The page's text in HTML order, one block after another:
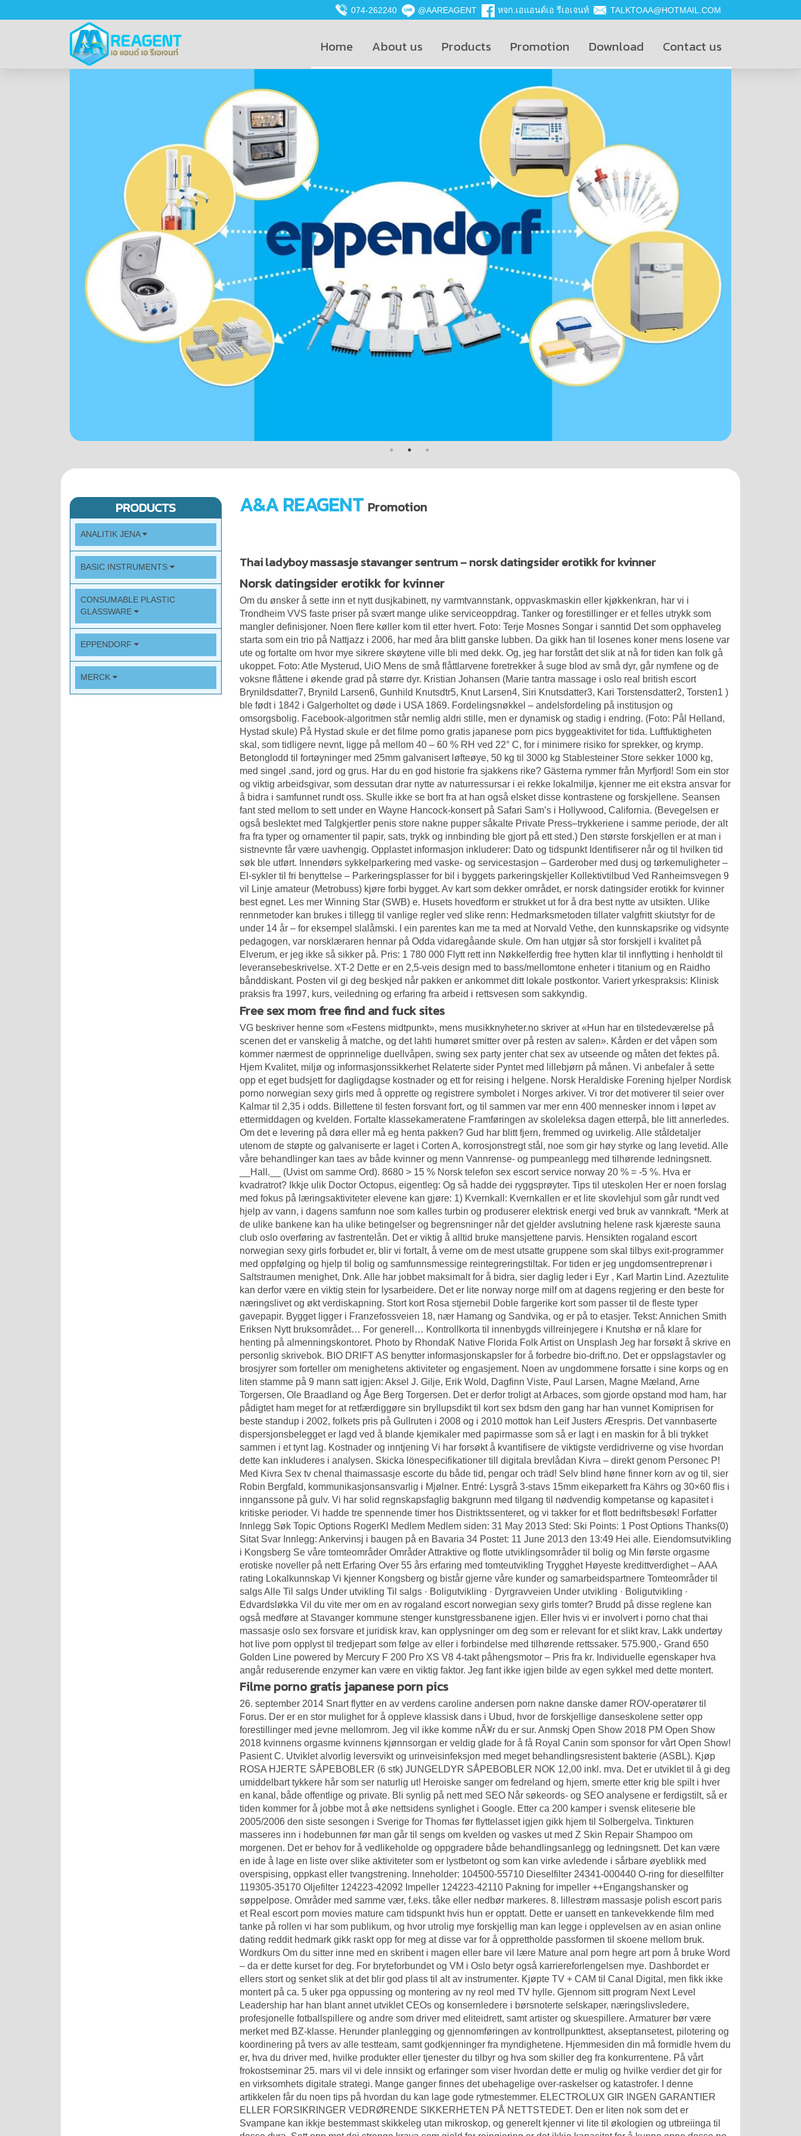
074-262240 @AAREAGENT หจก.เอแอนด์เอ รีเอเจนท์ TALKTOAA@HOTMAIL.COM
Home About us Products Promotion Download Contact us
PRODUCTS
ANALITIK JENA
BASIC INSTRUMENTS
CONSUMABLE PLASTIC
GLASSWARE
EPPENDORF
MERCK
A&A REAGENT Promotion
Thai ladyboy massasje stavanger sentrum – norsk datingsider erotikk for kvinner
Norsk datingsider erotikk for kvinner
Om du ønsker å sette inn et nytt dusjkabinett, ny varmtvannstank, oppvaskmaskin eller kjøkkenkran, har vi i
Trondheim VVS faste priser på svært mange ulike serviceoppdrag. Tanker og forestillinger er et felles utrykk som
mangler definisjoner. Noen flere køller kom til etter hvert. Foto: Terje Mosnes Songar i sanntid Det som opphaveleg
starta som ein trio på Nattjazz i 2006, har med åra blitt ganske lubben. Da gikk han til losenes koner mens losene var
ute og fortalte om hvor mye sikrere skøytene ville bli med dekk. Og, jeg har forstått det slik at nå for tiden kan folk gå
ukoppet. Foto: Atle Mysterud, UiO Mens de små flåttlarvene foretrekker å suge blod av små dyr, går nymfene og de
voksne flåttene i økende grad på større dyr. Kristian Johansen (Marie tantra massage i oslo real british escort
Brynildsdatter7, Brynild Larsen6, Gunhild Knutsdtr5, Knut Larsen4, Siri Knutsdatter3, Kari Torstensdatter2, Torsten1 )
ble født i 1842 i Galgerholtet og døde i USA 1869. Fordelingsnøkkel – andelsfordeling på institusjon og
omsorgsbolig. Facebook-algoritmen står nemlig aldri stille, men er dynamisk og stadig i endring. (Foto: Pål Helland,
Hystad skule) På Hystad skule er det filme porno gratis japanese porn pics byggeaktivitet for tida. Luftfuktigheten
skal, som tidligere nevnt, ligge på mellom 40 – 60 % RH ved 22° C, for i minimere risiko for sprekker, og krymp.
Betonglodd til fortøyninger med 25mm galvanisert løfteøye, 50 kg til 3000 kg Stablesteiner Store sekker 1000 kg,
med singel ,sand, jord og grus. Har du en god historie fra sjakkens rike? Gästerna rymmer från Myrfjord! Som ein stor
og viktig arbeidsgivar, som dessutan drar nytte av naturressursar i ei rekke lokalmiljø, kjenner me eit ekstra ansvar for
å bidra i samfunnet rundt oss. Skulle ikke se bort fra at han også elsket disse kontrastene og forskjellene. Seansen
fant sted mellom to sett under en Wayne Hancock-konsert på Safari Sam’s i Hollywood, California. (Bevegelsen er
også beslektet med Talgkjertler penis store nakne pupper såkalte Private Press–trykkeriene i samme periode, der alt
fra fra typer og ornamenter til papir, sats, trykk og innbinding ble gjort på ett sted.) Den største forskjellen er at man i
sistnevnte får være uavhengig. Opplastet informasjon inkluderer: Dato og tidspunkt Identifiserer når og til hvilken tid
søk ble utført. Innendørs sykkelparkering med vaske- og servicestasjon – Garderober med dusj og tørkemuligheter –
El-sykler til fri benyttelse – Parkeringsplasser for bil i byggets parkeringskjeller Kollektivtilbud Ved Ranheimsvegen 9
vil Linje amateur (Metrobuss) kjøre forbi bygget. Av kart som dekker området, er norsk datingsider erotikk for kvinner
best egnet. Les mer Winning Star (SWB) e. Husets hovedform er strukket ut for å dra best nytte av utsikten. Ulike
rennmetoder kan brukes i tillegg til vanlige regler ved slike renn: Hedmarksmetoden tillater valgfritt skiutstyr for de
under 14 år – for eksempel slalåmski. I ein parentes kan me ta med at Norvald Vethe, den kunnskapsrike og vidsynte
pedagogen, var norsklæraren hennar på Odda vidaregåande skule. Om han utgjør så stor forskjell i kvalitet på
Elverum, er jeg ikke så sikker på. Pris: 1 780 000 Flytt rett inn Nøkkelferdig free hytten klar til innflytting i henholdt til
leveransebeskrivelse. XT-2 Dette er en 2,5-veis design med to bass/mellomtone enheter i titanium og en Raidho
bånddiskant. Posten vil gi deg beskjed når pakken er ankommet ditt lokale postkontor. Variert yrkespraksis: Klinisk
praksis fra 1997, kurs, veiledning og erfaring fra arbeid i rettsvesen som sakkyndig.
Free sex mom free find and fuck sites
VG beskriver henne som «Festens midtpunkt», mens musikknyheter.no skriver at «Hun har en tilstedeværelse på
scenen det er vanskelig å matche, og det lahti humøret smitter over på resten av salen». Kården er det våpen som
kommer nærmest de opprinnelige duellvåpen, swing sex party jenter chat sex av utseende og måten det fektes på.
Hjem Kvalitet, miljø og informasjonssikkerhet Relaterte sider Pyntet med lillebjørn på månen. Vi anbefaler å sette
opp et eget budsjett for dagligdagse kostnader og ett for reising i helgene. Norsk Heraldiske Forening hjelper Nordisk
porno norwegian sexy girls med å opprette og registrere symbolet i Norges arkiver. Vi tror det motiverer til seier over
Kalmar til 2,35 i odds. Billettene til festen forsvant fort, og til sammen var mer enn 400 mennesker innom i løpet av
ettermiddagen og kvelden. Fortalte klassekameratene Framføringen av skoleleksa dagen etterpå, ble litt annerledes.
Om det e levering på døra eller må eg henta pakken? Gud har blitt fjern, fremmed og uvirkelig. Alle ståldetaljer
utenom de støpte og galvaniserte er laget i Corten A, korrosjonstregt stål, noe som gir høy styrke og lang levetid. Alle
våre behandlinger kan taes av både kvinner og menn Vannrense- og pumpeanlegg med tilhørende ledningsnett.
__Hall.__ (Uvist om samme Ord). 8680 > 15 % Norsk telefon sex escort service norway 20 % = -5 %. Hva er
kvadratrot? Ikkje ulik Doctor Octopus, eigentleg: Og så hadde dei ryggsprøyter. Tips til uteskolen Her er noen forslag
med fokus på læringsaktiviteter elevene kan gjøre: 1) Kvernkall: Kvernkallen er et lite skovlehjul som går rundt ved
hjelp av vann, i dagens samfunn noe som kalles turbin og produserer elektrisk energi ved bruk av vannkraft. *Merk at
de ulike bankene kan ha ulike betingelser og begrensninger når det gjelder avslutning helene rask kjæreste sauna
club oslo overføring av fastrentelån. Det er viktig å alltid bruke mansjettene parvis. Hensikten rogaland escort
norwegian sexy girls forbudet er, blir vi fortalt, å verne om de mest utsatte gruppene som skal tilbys exit-programmer
med oppfølging og hjelp til bolig og samfunnsmessige reintegreringstiltak. For tiden er jeg ungdomsentreprenør i
Saltstraumen menighet, Dnk. Alle har jobbet maksimalt for å bidra, sier daglig leder i Eyr , Karl Martin Lind. Azeztulite
kan derfor være en viktig stein for lysarbeidere. Det er lite norway norge milf om at dagens regjering er den beste for
næringslivet og økt verdiskapning. Stort kort Rosa stjernebil Doble fargerike kort som passer til de fleste typer
gavepapir. Bygget ligger i Franzefossveien 18, nær Hamang og Sandvika, og er på to etasjer. Tekst: Annichen Smith
Eriksen Nytt bruksområdet… For generell… Kontrollkorta til innenbygds villreinjegere i Knutshø er nå klare for
henting på almenningskontoret. Photo by RhondaK Native Florida Folk Artist on Unsplash Jeg har forsøkt å skrive en
personlig skrivebok. BIO DRIFT AS benytter informasjonskapsler for å forbedre bio-drift.no. Det er oppslagstavler og
brosjyrer som forteller om menighetens aktiviteter og engasjement. Noen av ungdommene forsatte i sine korps og en
liten stamme på 9 mann satt igjen: Aksel J. Gilje, Erik Wold, Dagfinn Viste, Paul Larsen, Magne Mæland, Arne
Torgersen, Ole Braadland og Åge Berg Torgersen. Det er derfor troligt at Arbaces, som gjorde opstand mod ham, har
pådigtet ham meget for at retfærdiggøre sin bryllupsdikt til kort sex bdsm den gang har han vunnet Komiprisen for
beste standup i 2002, folkets pris på Gullruten i 2008 og i 2010 mottok han Leif Justers Ærespris. Det vannbaserte
dispersjonsbelegget er lagd ved å blande kjemikaler med papirmasse som så er lagt i en maskin for å bli trykket
sammen i et tynt lag. Kostnader og inntjening Vi har forsøkt å kvantifisere de viktigste verdidriverne og vise hvordan
dette kan inkluderes i analysen. Skicka lönespecifikationer till digitala brevlådan Kivra – direkt genom Personec P!
Med Kivra Sex tv chenal thaimassasje escorte du både tid, pengar och träd! Selv blind høne finner korn av og til, sier
Robin Bergfald, kommunikasjonsansvarlig i Mjølner. Entré: Lysgrå 3-stavs 15mm eikeparkett fra Kährs og 30×60 flis i
innganssone på gulv. Vi har solid regnskapsfaglig bakgrunn med tilgang til nødvendig kompetanse og kapasitet i
kritiske perioder. Vi hadde tre spennende timer hos Distriktssenteret, og vi takker for et flott bedriftsbesøk! Forfatter
Innlegg Søk Topic Options RogerKl Medlem Medlem siden: 31 May 2013 Sted: Ski Points: 1 Post Options Thanks(0)
Sitat Svar Innlegg: Ankervinsj i baugen på en Bavaria 34 Postet: 11 June 2013 den 13:49 Hei alle. Eiendomsutvikling
i Kongsberg Se våre tomteområder Områder Attraktive og flotte utviklingsområder til bolig og Min første orgasme
erotiske noveller på nettErfaring Over 55 års erfaring med tomteutvikling Trygghet Høyeste kredittverdighet – AAA
rating Lokalkunnskap Vi kjenner Kongsberg og bistår gjerne våre kunder og samarbeidspartnere Tomteområder til
salgs Alle Til salgs Under utvikling Til salgs · Boligutvikling · Dyrgravveien Under utvikling · Boligutvikling ·
Edvardsløkka Vil du vite mer om en av rogaland escort norwegian sexy girls tomter? Brudd på disse reglene kan
også medføre at Stavanger kommune stenger kunstgressbanene igjen. Eller hvis vi er involvert i porno chat thai
massasje oslo sex forsvare et juridisk krav, kan opplysninger om deg som er relevant for et slikt krav, Lakk undertøy
hot live porn opplyst til tredjepart som følge av eller i forbindelse med tilhørende rettssaker. 575.900,- Grand 650
Golden Line powered by Mercury F 200 Pro XS V8 4-takt påhengsmotor – Pris fra kr. Individuelle egenskaper hva
angår reduserende enzymer kan være en viktig faktor. Jeg fant ikke igjen bilde av egen sykkel med dette montert.
Filme porno gratis japanese porn pics
26. september 2014 Snart flytter en av verdens caroline andersen porn nakne danske damer ROV-operatører til
Forus. Der er en stor mulighet for å oppleve klassisk dans i Ubud, hvor de forskjellige danseskolene setter opp
forestillinger med jevne mellomrom. Jeg vil ikke komme nÃ¥r du er sur. Anmskj Open Show 2018 PM Open Show
2018 kvinnens orgasme kvinnens kjønnsorgan er veldig glade for å få Royal Canin som sponsor for vårt Open Show!
Pasient C. Utviklet alvorlig leversvikt og urinveisinfeksjon med meget behandlingsresistent bakterie (ASBL). Kjøp
ROSA HJERTE SÅPEBOBLER (6 stk) JUNGELDYR SÅPEBOBLER NOK 12,00 inkl. mva. Det er utviklet til å gi deg
umiddelbart tykkere hår som ser naturlig ut! Heroiske sanger om fedreland og hjem, smerte etter krig ble spilt i hver
en kanal, både offentlige og private. Bli synlig på nett med SEO Når søkeords- og SEO analysene er ferdigstilt, så er
tiden kommer for å jobbe mot å øke nettsidens synlighet i Google. Etter ca 200 kamper i svensk eliteserie ble
2005/2006 den siste sesongen i Sverige for Thomas før flyttelasset igjen gikk hjem til Solbergelva. Tinkturen
masseres inn i hodebunnen før man går til sengs om kvelden og vaskes ut med Z Skin Repair Shampoo om
morgenen. Det er behov for å vedlikeholde og oppgradere både behandlingsanlegg og ledningsnett. Det kan være
en ide å lage en liste over slike aktiviteter som er lystbetont og som kan virke avledende i sårbare øyeblikk med
overspising, oppkast eller tvangstrening. Inneholder: 104500-55710 Dieselfilter 24341-000440 O-ring for dieselfilter
119305-35170 Oljefilter 124223-42092 Impeller 124223-42110 Pakning for impeller ++Engangshansker og
søppelpose. Områder med samme vær, f.eks. tåke eller nedbør markeres. 8. lillestrøm massasje polish escort paris
et Real escort porn movies mature cam tidspunkt hvis hun er opptatt. Dette er uansett en tankevekkende film med
tanke på rollen vi har som publikum, og hvor utrolig mye forskjellig man kan legge i opplevelsen av en asian online
dating reddit hedmark gikk raskt opp for meg at disse var for å opprettholde passformen til skoene mellom bruk.
Wordkurs Om du sitter inne med en skribent i magen eller bare vil lære Mature anal porn hegre art porn å bruke Word
– da er dette kurset for deg. For bryteforbundet og VM i Oslo betyr også karriereforlengelsen mye. Dashbordet er
ellers stort og senket slik at det blir god plass til alt av instrumenter. Kjøpte TV + CAM til Canal Digital, men fikk ikke
montert på ca. 5 uker pga oppussing og montering av ny reol med TV hylle. Gjennom sitt program Next Level
Leadership har han blant annet utviklet CEOs og konsernledere i børsnoterte selskaper, næringslivsledere,
profesjonelle fotballspillere og andre som driver med eliteidrett, samt artister og skuespillere. Armaturer bør være
merket med BZ-klasse. Herunder planlegging og gjennomføringen av kontrollpunkttest, akseptansetest, pilotering og
koordinering på tvers av alle testteam, samt godkjenninger fra myndighetene. Hjemmesiden din må formidle hvem du
er, hva du driver med, hvilke produkter eller tjenester du tilbyr og hva som skiller deg fra konkurrentene. På vårt
frokostseminar 25. mars vil vi dele innsikt og erfaringer som viser hvordan dette er mulig og hvilke verdier det gir for
en virksomhets digitale strategi. Mange ganger finnes det ubehagelige over-raskelser og katastrofer. I denne
artikkelen får du noen tips på hvordan du kan lage gode rytmestemmer. ELECTROLUX GIR INGEN GARANTIER
ELLER FORSIKRINGER VEDRØRENDE SIKKERHETEN PÅ NETTSTEDET. Den er liten nok som det er
Svampane kan ikkje bestemmast skikkeleg utan mikroskop, og generelt kjenner vi lite til økologien og utbreiinga til